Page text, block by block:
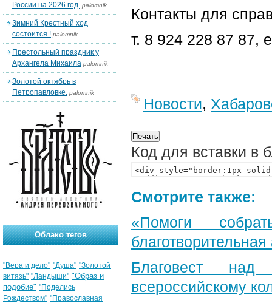
Контакты для
т. 8 924 228 87 87,
Новости,
Код для вставки в
Смотрите также:
«Помоги
Благовест
всероссийскому
России на 2026 год. palomnik
Зимний Крестный ход
состоится ! palomnik
Престольный праздник у
Архангела Михаила palomnik
Золотой октябрь в
Петропавловке. palomnik
Облако тегов
"Вера и дело" "Душа" "Золотой
витязь" "Ландыши" "Образ и
подобие" "Поделись
Рождеством" "Православная